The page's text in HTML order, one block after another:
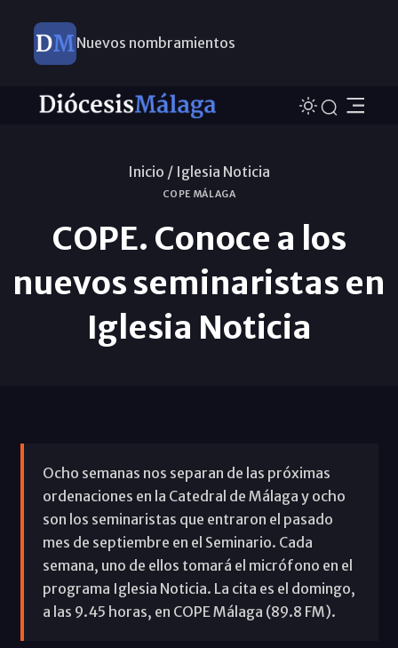
Nuevos nombramientos
Inicio / Iglesia Noticia
COPE MÁLAGA
COPE. Conoce a los
nuevos seminaristas en
Iglesia Noticia
Ocho semanas nos separan de las próximas
ordenaciones en la Catedral de Málaga y ocho
son los seminaristas que entraron el pasado
mes de septiembre en el Seminario. Cada
semana, uno de ellos tomará el micrófono en el
programa Iglesia Noticia. La cita es el domingo,
a las 9.45 horas, en COPE Málaga (89.8 FM).